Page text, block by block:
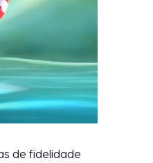
de fidelidade